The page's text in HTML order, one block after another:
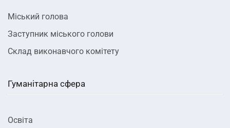
Міський голова
Заступник міського голови
Склад виконавчого комітету
Гуманітарна сфера
Освіта